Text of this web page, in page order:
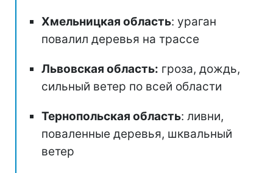
Хмельницкая область: ураган
повалил деревья на трассе
Львовская область: гроза, дождь,
сильный ветер по всей области
Тернопольская область: ливни,
поваленные деревья, шквальный
ветер